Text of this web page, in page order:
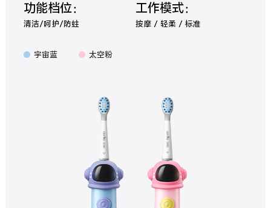
功能档位：
清洁/呵护/防蛀
工作模式：
按摩 / 轻柔 / 标准
宇宙蓝 太空粉